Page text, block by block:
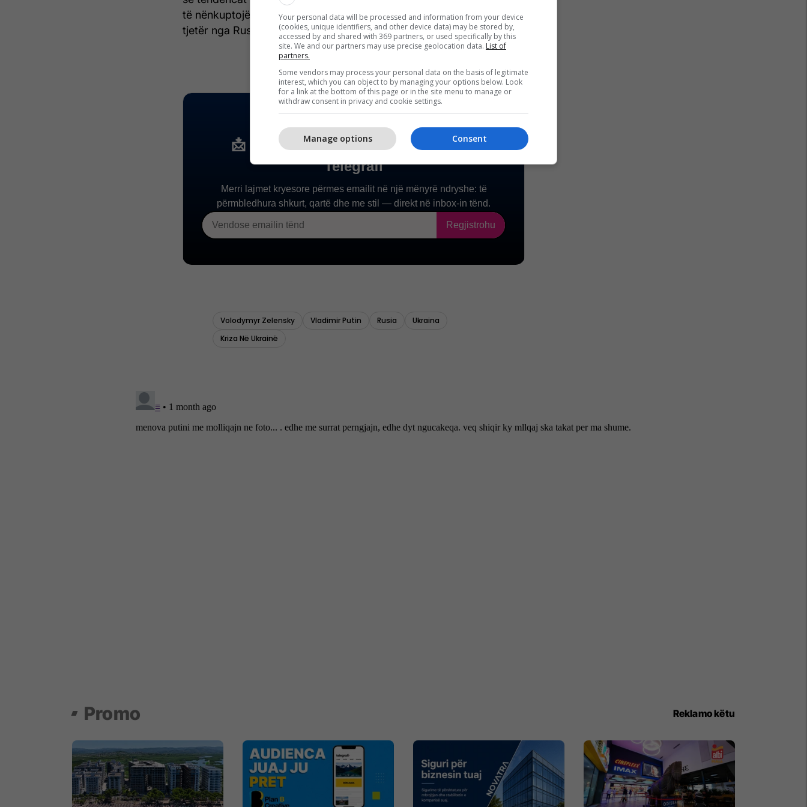
të nënkuptojë se një marrëveshje do të duhet të arrihet me dikë
tjetër nga Rusia – dikë që nuk e mbyll veten nga realiteti”, tha ai. /AA/
Your personal data will be processed and information from your device
(cookies, unique identifiers, and other device data) may be stored by,
accessed by and shared with 369 partners, or used specifically by this
site. We and our partners may use precise geolocation data. List of
partners.
Some vendors may process your personal data on the basis of legitimate
interest, which you can object to by managing your options below. Look
for a link at the bottom of this page or in the site menu to manage or
withdraw consent in privacy and cookie settings.
Consent
Manage options